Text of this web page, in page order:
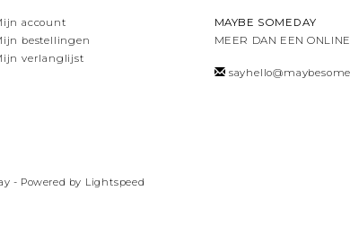
account
bestellingen
verlanglijst
MAYBE SOMEDAY
MEER DAN EEN
- Powered by Lightspeed